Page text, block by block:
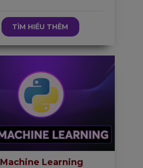
TÌM HIỂU THÊM
Machine Learning